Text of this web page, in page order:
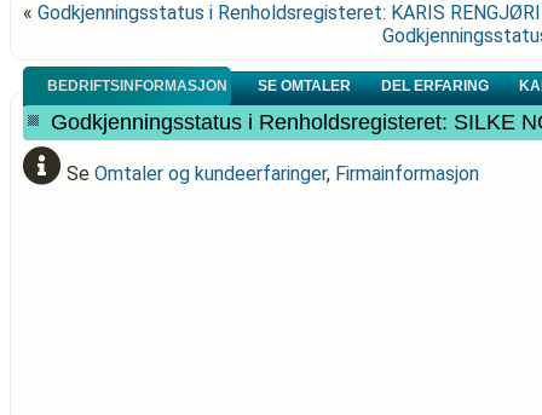
« Godkjenningsstatus i Renholdsregisteret: KARIS
BEDRIFTSINFORMASJON SE OMTALER DEL ERFARING
Godkjenningsstatus i Renholdsregisteret: SILKE
Se Omtaler og kundeerfaringer, Firmainformasjon